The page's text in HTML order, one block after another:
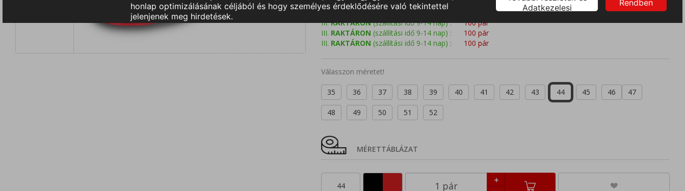
III.RAKTÁRON(szállítási idő 9-14 nap) :
III. RAKTÁRON(szállítási idő 9-14 nap) :
III.RAKTÁRON(szállítási idő 9-14 nap) :
100 pár
III. RAKTÁRON (szállítási idő 9-14 nap) :
100 pár
III. RAKTÁRON (szállítási idő 9-14 nap) : 100 pár
Válasszon méretet!
35 36 37 38 39 40 41 42 43 44 45 46 47
48 49 50 51 52
MÉRETTÁBLÁZAT
44